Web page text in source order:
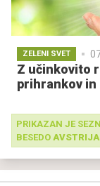
ZELENI SVET
Z učinkovito
prihrankov in
PRIKAZAN JE
BESEDO AVSTRIJA